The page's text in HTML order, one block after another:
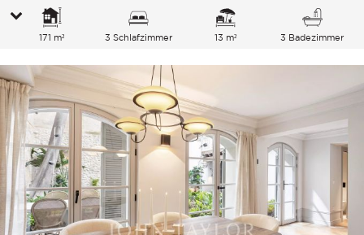
171 m² 3 Schlafzimmer 13 m² 3 Badezimmer